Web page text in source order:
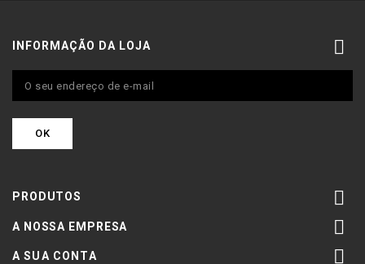
INFORMAÇÃO DA LOJA 
PRODUTOS 
A NOSSA EMPRESA 
A SUA CONTA 